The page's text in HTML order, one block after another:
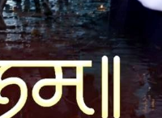
से आयुक्त उच्च
नहीं हुआ हैं, जबकि
में बांट रही हैं, लेकिन
जा रहा हैं। जबकि
बावजूद इसके उन्है